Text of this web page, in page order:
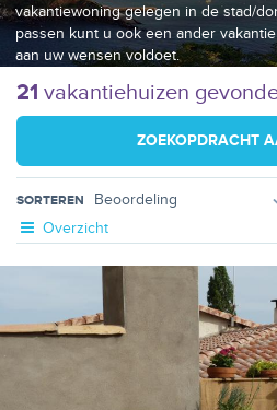
vakantiewoning gelegen in de stad/
passen kunt u ook een ander
aan uw wensen voldoet.
21 vakantiehuizen
ZOEKOPDRACHT
SORTEREN
Overzicht